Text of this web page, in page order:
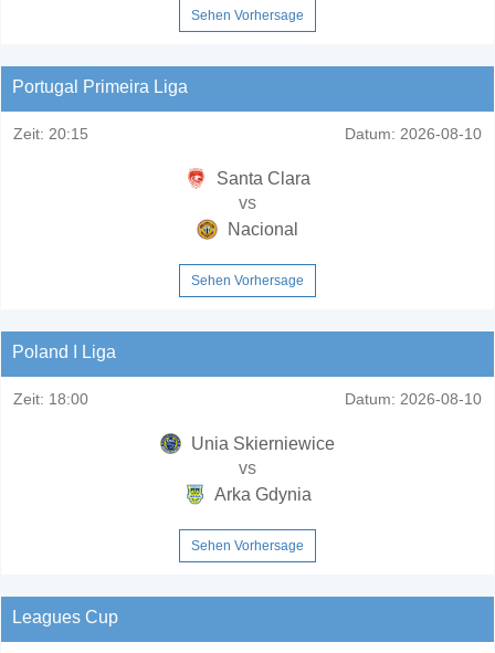
Sehen Vorhersage
Portugal Primeira Liga
Zeit: 20:15 Datum: 2026-08-10
Santa Clara
vs
Nacional
Sehen Vorhersage
Poland I Liga
Zeit: 18:00 Datum: 2026-08-10
Unia Skierniewice
vs
Arka Gdynia
Sehen Vorhersage
Leagues Cup